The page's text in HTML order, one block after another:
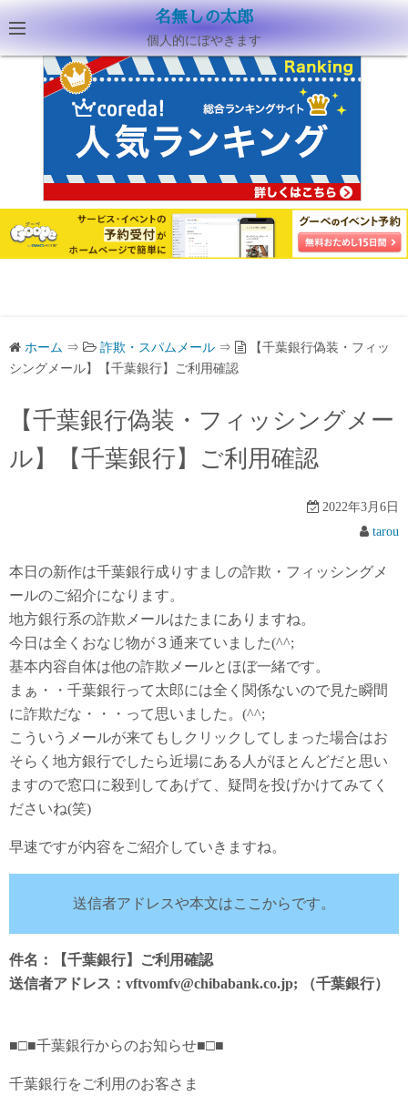
名無しの太郎
個人的にぼやきます
ホーム ⇒ 詐欺・スパムメール ⇒
【千葉銀行偽装・フィッ
シングメール】【千葉銀行】ご利用確認
【千葉銀行偽装・フィッシングメー
ル】【千葉銀行】ご利用確認
2022年3月6日
tarou
本日の新作は千葉銀行成りすましの詐欺・フィッシングメ
ールのご紹介になります。
地方銀行系の詐欺メールはたまにありますね。
今日は全くおなじ物が３通来ていました(^^;
基本内容自体は他の詐欺メールとほぼ一緒です。
まぁ・・千葉銀行って太郎には全く関係ないので見た瞬間
に詐欺だな・・・って思いました。(^^;
こういうメールが来てもしクリックしてしまった場合はお
そらく地方銀行でしたら近場にある人がほとんどだと思い
ますので窓口に殺到してあげて、疑問を投げかけてみてく
ださいね(笑)
早速ですが内容をご紹介していきますね。
送信者アドレスや本文はここからです。
件名：【千葉銀行】ご利用確認
送信者アドレス：vftvomfv@chibabank.co.jp; （千葉銀行）
■□■千葉銀行からのお知らせ■□■
千葉銀行をご利用のお客さま